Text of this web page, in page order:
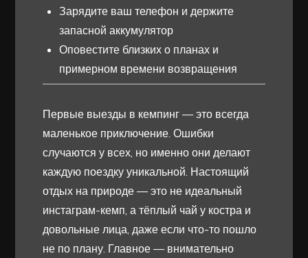
Зарядите ваш телефон и держите
запасной аккумулятор
Оповестите близких о планах и
примерном времени возвращения
Первые выезды в кемпинг — это всегда
маленькое приключение. Ошибки
случаются у всех, но именно они делают
каждую поездку уникальной. Настоящий
отдых на природе — это не идеальный
инстаграм-кемп, а тёплый чай у костра и
довольные лица, даже если что-то пошло
не по плану. Главное — внимательно